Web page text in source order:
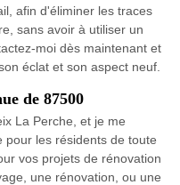
afin d'éliminer les traces
sans avoir à utiliser un
moi dès maintenant et
éclat et son aspect neuf.
de 87500
La Perche, et je me
pour les résidents de toute
vos projets de rénovation
une rénovation, ou une